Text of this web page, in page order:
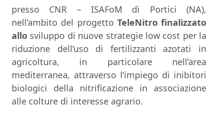
presso CNR – ISAFoM di Portici (NA),
nell’ambito del progetto TeleNitro finalizzato
allo sviluppo di nuove strategie low cost per la
riduzione dell’uso di fertilizzanti azotati in
agricoltura, in particolare nell’area
mediterranea, attraverso l’impiego di inibitori
biologici della nitrificazione in associazione
alle colture di interesse agrario.